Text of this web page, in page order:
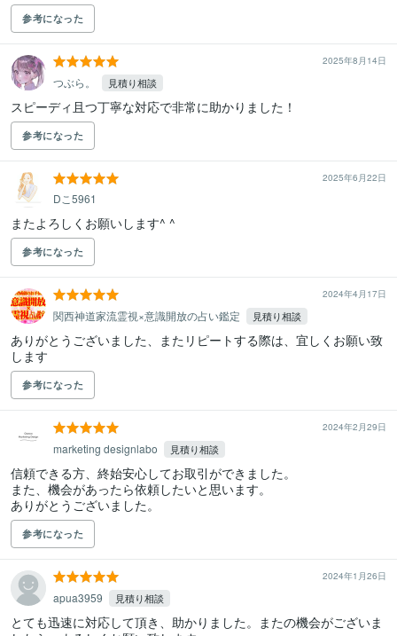
参考になった
2025年8月14日
つぶら。 見積り相談
参考になった
2025年6月22日
Dこ5961
またよろしくお願いします^ ^
参考になった
2024年4月17日
関西神道家流霊視×意識開放の占い鑑定 見積り相談
ありがとうございました、またリピートする際は、宜しくお願い致
します
参考になった
2024年2月29日
marketing designlabo 見積り相談
信頼できる方、終始安心してお取引ができました。
また、機会があったら依頼したいと思います。
ありがとうございました。
参考になった
2024年1月26日
apua3959 見積り相談
とても迅速に対応して頂き、助かりました。またの機会がございま